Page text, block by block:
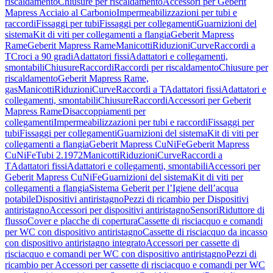
Mapress Acciaio al CarbonioImpermeabilizzazioni per tubi e
raccordiFissaggi per tubiFissaggi per collegamentiGuarnizioni del
sistemaKit di viti per collegamenti a flangiaGeberit Mapress
RameGeberit Mapress RameManicottiRiduzioniCurveRaccordi a
TCroci a 90 gradiAdattatori fissiAdattatori e collegamenti,
smontabiliChiusureRaccordiRaccordi per riscaldamentoChiusure per
riscaldamentoGeberit Mapress Rame,
gasManicottiRiduzioniCurveRaccordi a TAdattatori fissiAdattatori e
collegamenti, smontabiliChiusureRaccordiAccessori per Geberit
Mapress RameDisaccoppiamenti per
collegamentiImpermeabilizzazioni per tubi e raccordiFissaggi per
tubiFissaggi per collegamentiGuarnizioni del sistemaKit di viti per
collegamenti a flangiaGeberit Mapress CuNiFeGeberit Mapress
CuNiFeTubi 2.1972ManicottiRiduzioniCurveRaccordi a
TAdattatori fissiAdattatori e collegamenti, smontabiliAccessori per
Geberit Mapress CuNiFeGuarnizioni del sistemaKit di viti per
collegamenti a flangiaSistema Geberit per l’Igiene dell’acqua
potabileDispositivi antiristagnoPezzi di ricambio per Dispositivi
antiristagnoAccessori per dispositivi antiristagnoSensoriRiduttore di
flussoCover e placche di coperturaCassette di risciacquo e comandi
per WC con dispositivo antiristagnoCassette di risciacquo da incasso
con dispositivo antiristagno integratoAccessori per cassette di
risciacquo e comandi per WC con dispositivo antiristagnoPezzi di
ricambio per Accessori per cassette di risciacquo e comandi per WC